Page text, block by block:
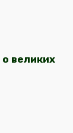
о великих